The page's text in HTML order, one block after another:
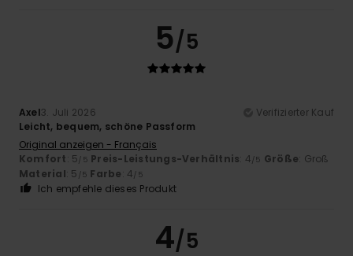
5/5
Axel3. Juli 2026
Verifizierter Kauf
Leicht, bequem, schöne Passform
Original anzeigen - Français
Komfort: 5 /5 Preis-Leistungs-Verhältnis: 4 /5 Größe: Groß
Material: 5 /5 Farbe: 4 /5
Ich empfehle dieses Produkt
4/5